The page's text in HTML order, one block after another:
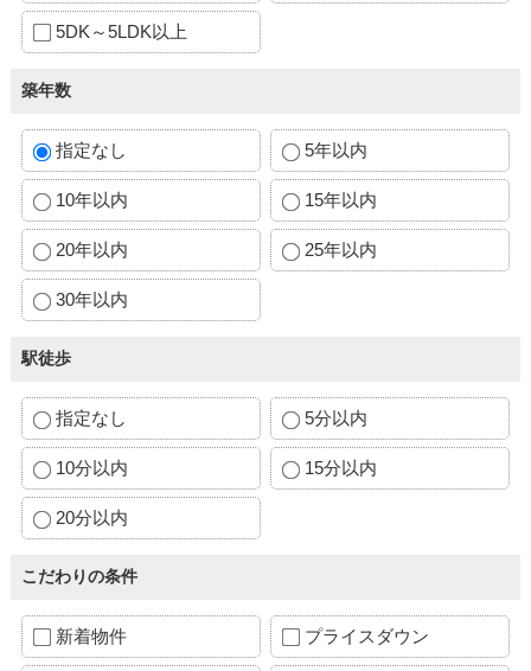
5DK～5LDK以上
築年数
指定なし 5年以内
10年以内 15年以内
20年以内 25年以内
30年以内
駅徒歩
指定なし 5分以内
10分以内 15分以内
20分以内
こだわりの条件
新着物件 プライスダウン